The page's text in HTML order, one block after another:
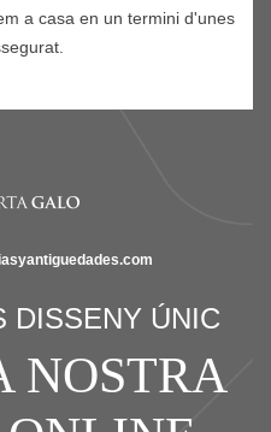
a casa en un termini d'unes
DISSENY ÚNIC
NOSTRA